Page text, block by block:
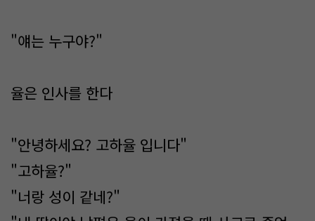
"얘는 누구야?"
율은 인사를 한다
"안녕하세요? 고하율 입니다"
"고하율?"
"너랑 성이 같네?"